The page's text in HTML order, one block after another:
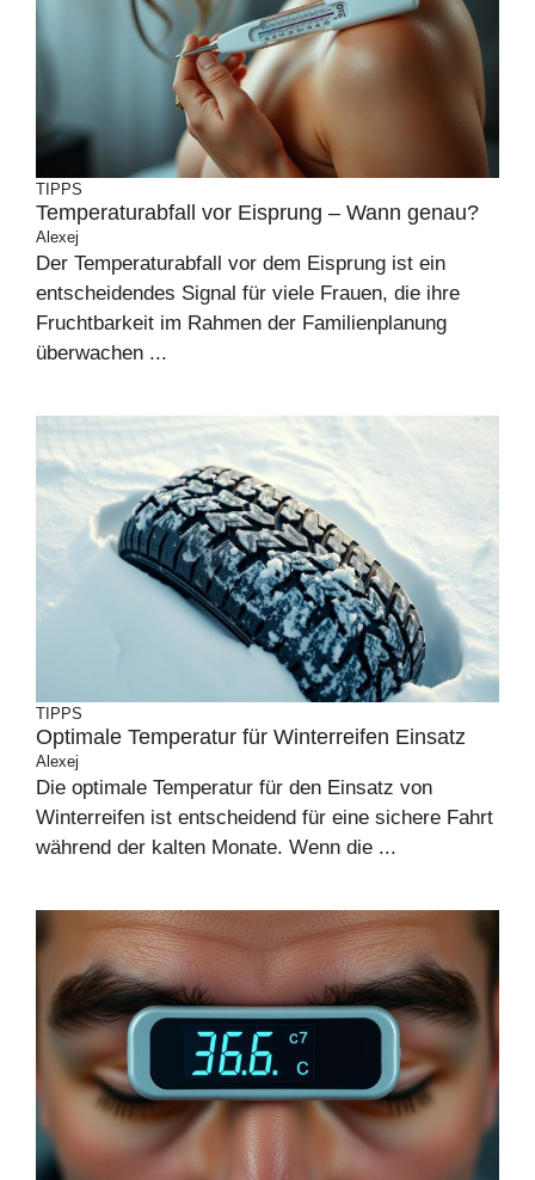
TIPPS
Temperaturabfall vor Eisprung – Wann genau?
Alexej
Der Temperaturabfall vor dem Eisprung ist ein
entscheidendes Signal für viele Frauen, die ihre
Fruchtbarkeit im Rahmen der Familienplanung
überwachen ...
TIPPS
Optimale Temperatur für Winterreifen Einsatz
Alexej
Die optimale Temperatur für den Einsatz von
Winterreifen ist entscheidend für eine sichere Fahrt
während der kalten Monate. Wenn die ...